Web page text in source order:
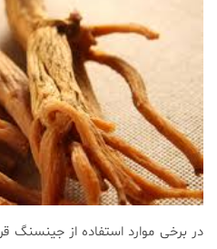
در برخی موارد استفاده از جینسنگ